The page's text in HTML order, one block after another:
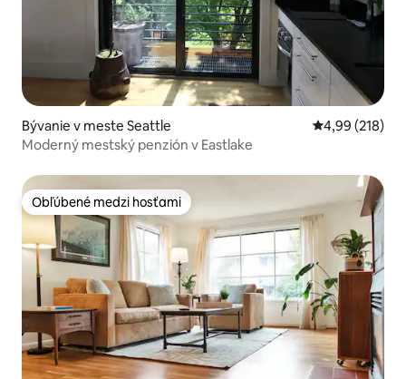
Bývanie v meste Seattle Priemerné
4,99 (218)
Moderný mestský penzión v Eastlake
Obľúbené medzi hosťami
Obľúbené medzi hosťami